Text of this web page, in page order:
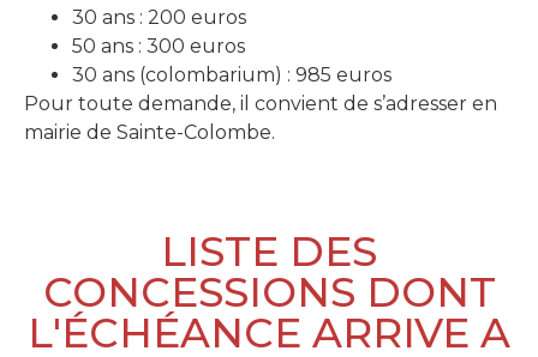
30 ans : 200 euros
50 ans : 300 euros
30 ans (colombarium) : 985 euros
Pour toute demande, il convient de s’adresser en
mairie de Sainte-Colombe.
LISTE DES
CONCESSIONS DONT
L'ÉCHÉANCE ARRIVE A